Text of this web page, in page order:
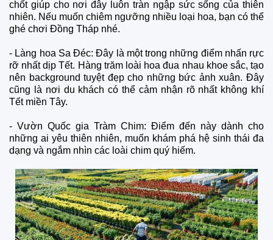
chốt giúp cho nơi đây luôn tràn ngập sức sống của thiên
nhiên. Nếu muốn chiêm ngưỡng nhiều loại hoa, bạn có thể
ghé chơi Đồng Tháp nhé.
- Làng hoa Sa Đéc: Đây là một trong những điểm nhấn rực
rỡ nhất dịp Tết. Hàng trăm loài hoa đua nhau khoe sắc, tạo
nên background tuyệt đẹp cho những bức ảnh xuân. Đây
cũng là nơi du khách có thể cảm nhận rõ nhất không khí
Tết miền Tây.
- Vườn Quốc gia Tràm Chim: Điểm đến này dành cho
những ai yêu thiên nhiên, muốn khám phá hệ sinh thái đa
dạng và ngắm nhìn các loài chim quý hiếm.